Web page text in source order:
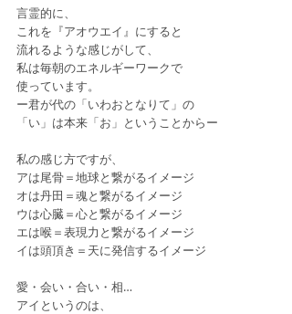
言霊的に、
これを『アオウエイ』にすると
流れるような感じがして、
私は毎朝のエネルギーワークで
使っています。
ー君が代の「いわおとなりて」の
「い」は本来「お」ということからー
私の感じ方ですが、
アは尾骨＝地球と繋がるイメージ
オは丹田＝魂と繋がるイメージ
ウは心臓＝心と繋がるイメージ
エは喉＝表現力と繋がるイメージ
イは頭頂き＝天に発信するイメージ
愛・会い・合い・相…
アイというのは、